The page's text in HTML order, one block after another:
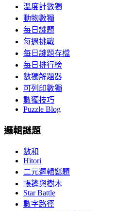
溫度計數獨
動物數獨
每日謎題
每週挑戰
每日謎題存檔
每日排行榜
數獨解題器
可列印數獨
數獨技巧
Puzzle Blog
邏輯謎題
數和
Hitori
二元邏輯謎題
帳篷與樹木
Star Battle
數字路徑